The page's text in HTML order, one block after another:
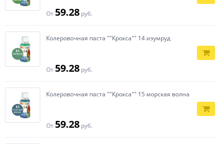
От 59.28 руб.
Колеровочная паста ""Крокса"" 14 изумруд
От 59.28 руб.
Колеровочная паста ""Крокса"" 15 морская волна
От 59.28 руб.